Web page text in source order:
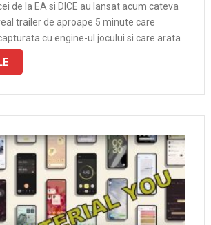
de la EA si DICE au lansat acum cateva
trailer de aproape 5 minute care
cu engine-ul jocului si care arata
impresii, e o …